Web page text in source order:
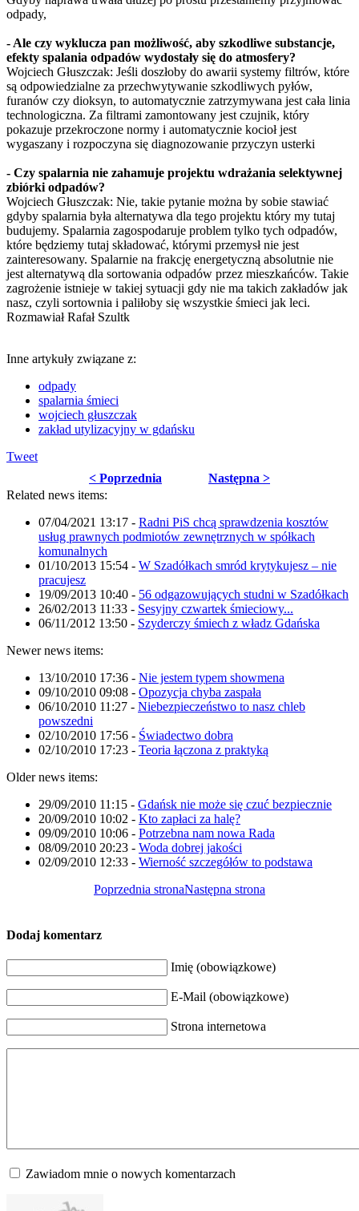
odpady,
- Ale czy wyklucza pan możliwość, aby szkodliwe substancje,
efekty spalania odpadów wydostały się do atmosfery?
Wojciech Głuszczak: Jeśli doszłoby do awarii systemy filtrów, które
są odpowiedzialne za przechwytywanie szkodliwych pyłów,
furanów czy dioksyn, to automatycznie zatrzymywana jest cała linia
technologiczna. Za filtrami zamontowany jest czujnik, który
pokazuje przekroczone normy i automatycznie kocioł jest
wygaszany i rozpoczyna się diagnozowanie przyczyn usterki
- Czy spalarnia nie zahamuje projektu wdrażania selektywnej
zbiórki odpadów?
Wojciech Głuszczak: Nie, takie pytanie można by sobie stawiać
gdyby spalarnia była alternatywa dla tego projektu który my tutaj
budujemy. Spalarnia zagospodaruje problem tylko tych odpadów,
które będziemy tutaj składować, którymi przemysł nie jest
zainteresowany. Spalarnie na frakcję energetyczną absolutnie nie
jest alternatywą dla sortowania odpadów przez mieszkańców. Takie
zagrożenie istnieje w takiej sytuacji gdy nie ma takich zakładów jak
nasz, czyli sortownia i paliłoby się wszystkie śmieci jak leci.
Rozmawiał Rafał Szultk
Inne artykuły związane z:
odpady
spalarnia śmieci
wojciech głuszczak
zakład utylizacyjny w gdańsku
Tweet
< Poprzednia
Następna >
Related news items:
07/04/2021 13:17 - Radni PiS chcą sprawdzenia kosztów
usług prawnych podmiotów zewnętrznych w spółkach
komunalnych
01/10/2013 15:54 - W Szadółkach smród krytykujesz – nie
pracujesz
19/09/2013 10:40 - 56 odgazowujących studni w Szadółkach
26/02/2013 11:33 - Sesyjny czwartek śmieciowy...
06/11/2012 13:50 - Szyderczy śmiech z władz Gdańska
Newer news items:
13/10/2010 17:36 - Nie jestem typem showmena
09/10/2010 09:08 - Opozycja chyba zaspała
06/10/2010 11:27 - Niebezpieczeństwo to nasz chleb
powszedni
02/10/2010 17:56 - Świadectwo dobra
02/10/2010 17:23 - Teoria łączona z praktyką
Older news items:
29/09/2010 11:15 - Gdańsk nie może się czuć bezpiecznie
20/09/2010 10:02 - Kto zapłaci za halę?
09/09/2010 10:06 - Potrzebna nam nowa Rada
08/09/2010 20:23 - Woda dobrej jakości
02/09/2010 12:33 - Wierność szczegółów to podstawa
Poprzednia stronaNastępna strona
Dodaj komentarz
Imię (obowiązkowe)
E-Mail (obowiązkowe)
Strona internetowa
Zawiadom mnie o nowych komentarzach